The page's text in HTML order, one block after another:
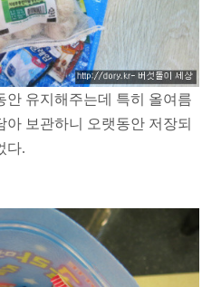
안 유지해주는데 특히 올여름
보관하니 오랫동안 저장되
다.